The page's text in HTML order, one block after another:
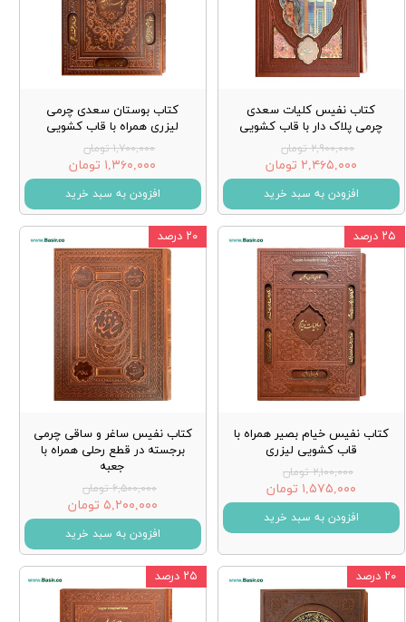
کتاب نفیس کلیات سعدی
چرمی پلاک دار با قاب کشویی
۲,۹۰۰,۰۰۰ تومان
۲,۴۶۵,۰۰۰ تومان
افزودن به سبد خرید
کتاب بوستان سعدی چرمی
لیزری همراه با قاب کشویی
۱,۷۰۰,۰۰۰ تومان
۱,۳۶۰,۰۰۰ تومان
افزودن به سبد خرید
کتاب نفیس خیام بصیر همراه با
قاب کشویی لیزری
۲,۱۰۰,۰۰۰ تومان
۱,۵۷۵,۰۰۰ تومان
افزودن به سبد خرید
۲۵ درصد
کتاب نفیس ساغر و ساقی چرمی
برجسته در قطع رحلی همراه با
جعبه
۶,۵۰۰,۰۰۰ تومان
۵,۲۰۰,۰۰۰ تومان
افزودن به سبد خرید
۲۰ درصد
۲۰ درصد ۲۵ درصد